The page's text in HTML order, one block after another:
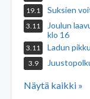
19.1 Suksien
3.11
Joulun
klo 16
3.11 Ladun
3.9
Näytä kaikki »